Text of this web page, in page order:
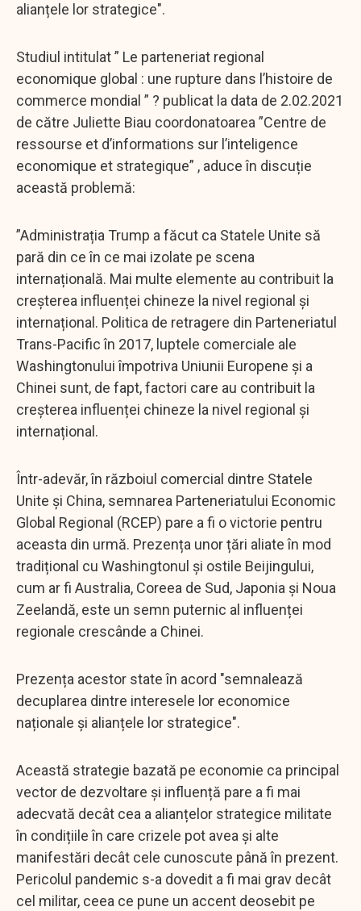
alianțele lor strategice".
Studiul intitulat ” Le parteneriat regional
economique global : une rupture dans l’histoire de
commerce mondial ” ? publicat la data de 2.02.2021
de către Juliette Biau coordonatoarea ”Centre de
ressourse et d’informations sur l’inteligence
economique et strategique” , aduce în discuție
această problemă:
”Administrația Trump a făcut ca Statele Unite să
pară din ce în ce mai izolate pe scena
internațională. Mai multe elemente au contribuit la
creșterea influenței chineze la nivel regional și
internațional. Politica de retragere din Parteneriatul
Trans-Pacific în 2017, luptele comerciale ale
Washingtonului împotriva Uniunii Europene și a
Chinei sunt, de fapt, factori care au contribuit la
creșterea influenței chineze la nivel regional și
internațional.
Într-adevăr, în războiul comercial dintre Statele
Unite și China, semnarea Parteneriatului Economic
Global Regional (RCEP) pare a fi o victorie pentru
aceasta din urmă. Prezența unor țări aliate în mod
tradițional cu Washingtonul și ostile Beijingului,
cum ar fi Australia, Coreea de Sud, Japonia și Noua
Zeelandă, este un semn puternic al influenței
regionale crescânde a Chinei.
Prezența acestor state în acord "semnalează
decuplarea dintre interesele lor economice
naționale și alianțele lor strategice".
Această strategie bazată pe economie ca principal
vector de dezvoltare și influență pare a fi mai
adecvată decât cea a alianțelor strategice militate
în condițiile în care crizele pot avea și alte
manifestări decât cele cunoscute până în prezent.
Pericolul pandemic s-a dovedit a fi mai grav decât
cel militar, ceea ce pune un accent deosebit pe